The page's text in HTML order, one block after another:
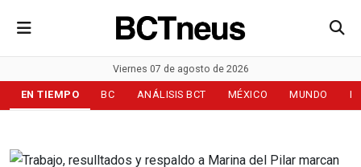
Viernes 07 de agosto de 2026
EN TIEMPO BC ANÁLISIS BCT MÉXICO MUNDO